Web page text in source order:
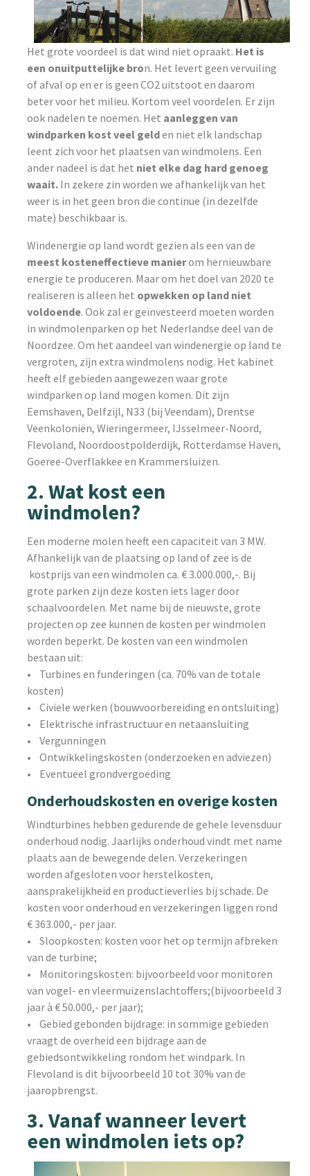
Het grote voordeel is dat wind niet opraakt. Het is
een onuitputtelijke bron. Het levert geen vervuiling
of afval op en er is geen CO2 uitstoot en daarom
beter voor het milieu. Kortom veel voordelen. Er zijn
ook nadelen te noemen. Het aanleggen van
windparken kost veel gelden niet elk landschap
leent zich voor het plaatsen van windmolens. Een
ander nadeel is dat het niet elke dag hard genoeg
waait. In zekere zin worden we afhankelijk van het
weer is in het geen bron die continue (in dezelfde
mate) beschikbaar is.
Windenergie op land wordt gezien als een van de
meest kosteneffectieve manierom hernieuwbare
energie te produceren. Maar om het doel van 2020 te
realiseren is alleen het opwekken op land niet
voldoende. Ook zal er geïnvesteerd moeten worden
in windmolenparken op het Nederlandse deel van de
Noordzee. Om het aandeel van windenergie op land te
vergroten, zijn extra windmolens nodig. Het kabinet
heeft elf gebieden aangewezen waar grote
windparken op land mogen komen. Dit zijn
Eemshaven, Delfzijl, N33 (bij Veendam), Drentse
Veenkoloniën, Wieringermeer, IJsselmeer-Noord,
Flevoland, Noordoostpolderdijk, Rotterdamse Haven,
Goeree-Overflakkee en Krammersluizen.
2. Wat kost een
windmolen?
Een moderne molen heeft een capaciteit van 3 MW.
Afhankelijk van de plaatsing op land of zee is de
kostprijs van een windmolen ca. € 3.000.000,-. Bij
grote parken zijn deze kosten iets lager door
schaalvoordelen. Met name bij de nieuwste, grote
projecten op zee kunnen de kosten per windmolen
worden beperkt. De kosten van een windmolen
bestaan uit:
• Turbines en funderingen (ca. 70% van de totale
kosten)
• Civiele werken (bouwvoorbereiding en ontsluiting)
• Elektrische infrastructuur en netaansluiting
• Vergunningen
• Ontwikkelingskosten (onderzoeken en adviezen)
• Eventueel grondvergoeding
Onderhoudskosten en overige kosten
Windturbines hebben gedurende de gehele levensduur
onderhoud nodig. Jaarlijks onderhoud vindt met name
plaats aan de bewegende delen. Verzekeringen
worden afgesloten voor herstelkosten,
aansprakelijkheid en productieverlies bij schade. De
kosten voor onderhoud en verzekeringen liggen rond
€ 363.000,- per jaar.
• Sloopkosten: kosten voor het op termijn afbreken
van de turbine;
• Monitoringskosten: bijvoorbeeld voor monitoren
van vogel- en vleermuizenslachtoffers;(bijvoorbeeld 3
jaar à € 50.000,- per jaar);
• Gebied gebonden bijdrage: in sommige gebieden
vraagt de overheid een bijdrage aan de
gebiedsontwikkeling rondom het windpark. In
Flevoland is dit bijvoorbeeld 10 tot 30% van de
jaaropbrengst.
3. Vanaf wanneer levert
een windmolen iets op?